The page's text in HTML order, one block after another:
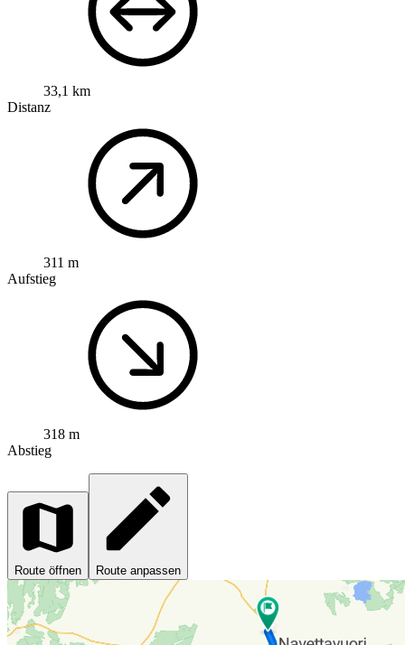
33,1 km
Distanz
311 m
Aufstieg
318 m
Abstieg
Route öffnen Route anpassen